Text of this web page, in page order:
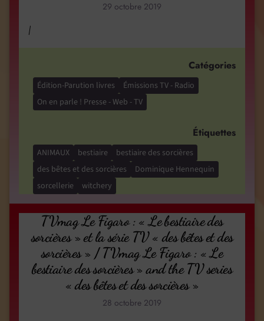
29 octobre 2019
/
Catégories
Édition-Parution livres
Émissions TV - Radio
On en parle ! Presse - Web - TV
Étiquettes
ANIMAUX bestiaire
bestiaire des sorcières
des bêtes et des sorcières
Dominique Hennequin
sorcellerie
witchery
TVmag Le Figaro : « Le bestiaire des
sorcières » et la série TV « des bêtes et des
sorcières » / TVmag Le Figaro : « Le
bestiaire des sorcières » and the TV series
« des bêtes et des sorcières »
28 octobre 2019